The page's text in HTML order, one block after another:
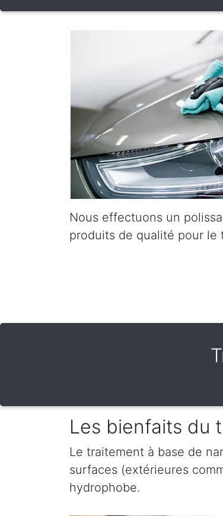
Nous effectuons un
produits de qualité pour le
Les bienfaits du
Le traitement à base de
surfaces (extérieures
hydrophobe.